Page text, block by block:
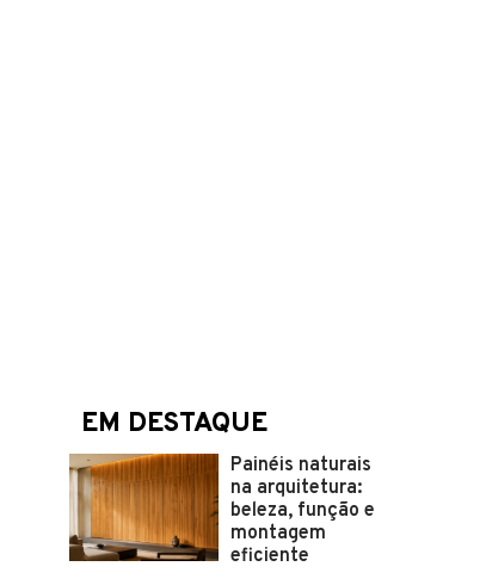
EM DESTAQUE
Painéis naturais
na arquitetura:
beleza, função e
montagem
eficiente